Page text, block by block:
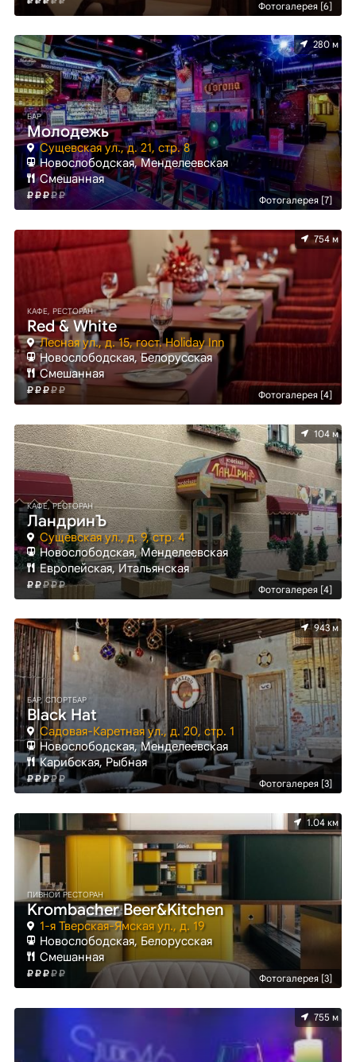
Фотогалерея [6]
Фотогалерея [7]
280 м
БАР
Молодежь
Сущевская ул., д. 21, стр. 8
Новослободская, Менделеевская
Смешанная
Фотогалерея [4]
754 м
КАФЕ, РЕСТОРАН
Red & White
Лесная ул., д. 15, гост. Holiday Inn
Новослободская, Белорусская
Смешанная
Фотогалерея [4]
104 м
КАФЕ, РЕСТОРАН
ЛандринЪ
Сущевская ул., д. 9, стр. 4
Новослободская, Менделеевская
Европейская, Итальянская
Фотогалерея [3]
943 м
БАР, СПОРТБАР
Black Hat
Садовая-Каретная ул., д. 20, стр. 1
Новослободская, Менделеевская
Карибская, Рыбная
Фотогалерея [3]
1.04 км
ПИВНОЙ РЕСТОРАН
Krombacher Beer&Kitchen
1-я Тверская-Ямская ул., д. 19
Новослободская, Белорусская
Смешанная
755 м